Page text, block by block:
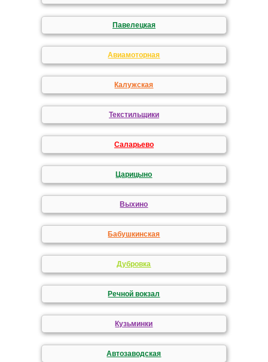
Павелецкая
Авиамоторная
Калужская
Текстильщики
Саларьево
Царицыно
Выхино
Бабушкинская
Дубровка
Речной вокзал
Кузьминки
Автозаводская